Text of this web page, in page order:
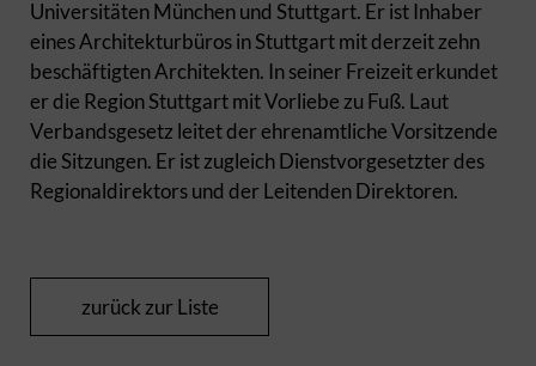
Universitäten München und Stuttgart. Er ist Inhaber
eines Architekturbüros in Stuttgart mit derzeit zehn
beschäftigten Architekten. In seiner Freizeit erkundet
er die Region Stuttgart mit Vorliebe zu Fuß. Laut
Verbandsgesetz leitet der ehrenamtliche Vorsitzende
die Sitzungen. Er ist zugleich Dienstvorgesetzter des
Regionaldirektors und der Leitenden Direktoren.
zurück zur Liste